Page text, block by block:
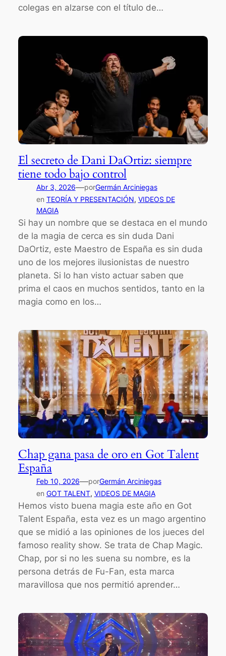
colegas en alzarse con el título de…
El secreto de Dani DaOrtiz: siempre
tiene todo bajo control
Abr 3, 2026—porGermán Arciniegas
en TEORÍA Y PRESENTACIÓN, VIDEOS DE
MAGIA
Si hay un nombre que se destaca en el mundo
de la magia de cerca es sin duda Dani
DaOrtiz, este Maestro de España es sin duda
uno de los mejores ilusionistas de nuestro
planeta. Si lo han visto actuar saben que
prima el caos en muchos sentidos, tanto en la
magia como en los…
Chap gana pasa de oro en Got Talent
España
Feb 10, 2026—porGermán Arciniegas
en GOT TALENT, VIDEOS DE MAGIA
Hemos visto buena magia este año en Got
Talent España, esta vez es un mago argentino
que se midió a las opiniones de los jueces del
famoso reality show. Se trata de Chap Magic.
Chap, por si no les suena su nombre, es la
persona detrás de Fu-Fan, esta marca
maravillosa que nos permitió aprender…